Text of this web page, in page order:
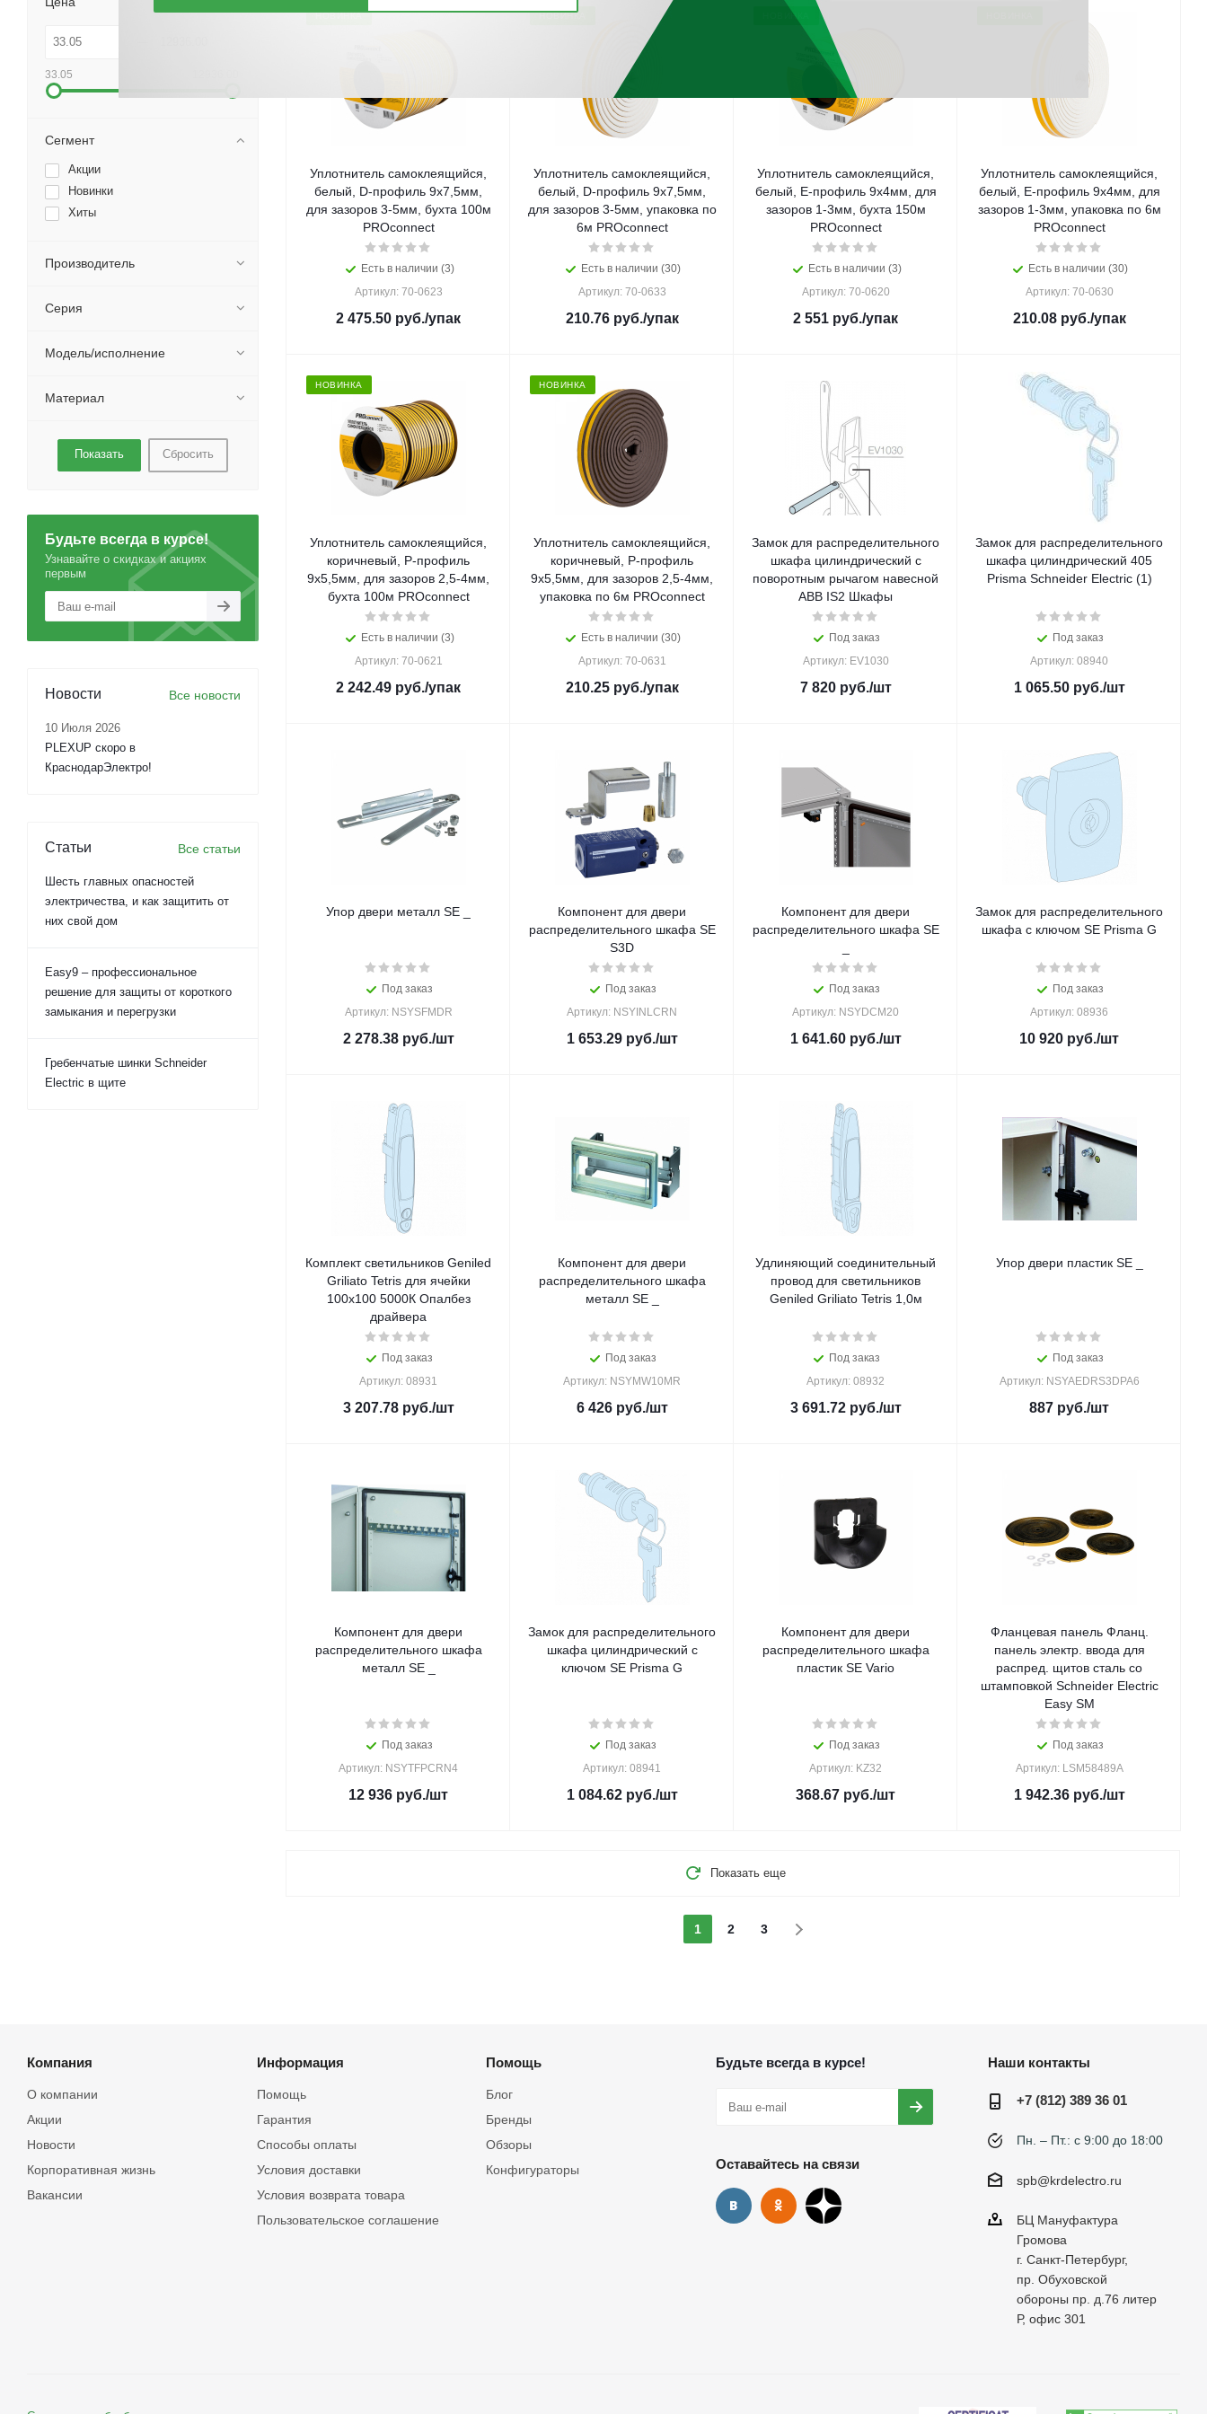
НОВИНКА
Уплотнитель самоклеящийся,
белый, D-профиль 9x7,5мм,
для зазоров 3-5мм, буxта 100м
PROconnect
Есть в наличии (3)
Артикул: 70-0623
2 475.50 руб./упак
НОВИНКА
Уплотнитель самоклеящийся,
белый, D-профиль 9x7,5мм,
для зазоров 3-5мм, упаковка по
6м PROconnect
Есть в наличии (30)
Артикул: 70-0633
210.76руб./упак
НОВИНКА
Уплотнитель самоклеящийся,
белый, Е-профиль 9x4мм, для
зазоров 1-3мм, буxта 150м
PROconnect
Есть в наличии (3)
Артикул: 70-0620
2 551 руб./упак
Уплотнитель самоклеящийся,
белый, Е-профиль 9x4мм, для
зазоров 1-3мм, упаковка по 6м
PROconnect
Есть в наличии (30)
Артикул: 70-0630
210.08руб./упак
НОВИНКА
Уплотнитель самоклеящийся,
коричневый, Р-профиль
9x5,5мм, для зазоров 2,5-4мм,
буxта 100м PROconnect
Есть в наличии (3)
Артикул: 70-0621
2 242.49 руб./упак
НОВИНКА
Уплотнитель самоклеящийся,
коричневый, Р-профиль
9x5,5мм, для зазоров 2,5-4мм,
упаковка по 6м PROconnect
Есть в наличии (30)
Артикул: 70-0631
210.25руб./упак
Замок для распределительного
шкафа цилиндрический с
поворотным рычагом навесной
ABB IS2 Шкафы
Под заказ
Артикул: EV1030
7 820руб./шт
Замок для распределительного
шкафа цилиндрический 405
Prisma Schneider Electric (1)
Под заказ
Артикул: 08940
1 065.50руб./шт
Упор двери металл SE _
Под заказ
Артикул: NSYSFMDR
2 278.38руб./шт
Компонент для двери
распределительного шкафа SE
S3D
Под заказ
Артикул: NSYINLCRN
1 653.29руб./шт
Компонент для двери
распределительного шкафа SE
Под заказ
Артикул: NSYDCM20
1 641.60руб./шт
Замок для распределительного
шкафа с ключом SE Prisma G
Под заказ
Артикул: 08936
10 920 руб./шт
Комплект светильников Geniled
Griliato Tetris для ячейки
100х100 5000К Опалбез
драйвера
Под заказ
Артикул: 08931
3 207.78руб./шт
Компонент для двери
распределительного шкафа
металл SE _
Под заказ
Артикул: NSYMW10MR
6 426руб./шт
Удлиняющий соединительный
провод для светильников
Geniled Griliato Tetris 1,0м
Под заказ
Артикул: 08932
3 691.72руб./шт
Упор двери пластик SE _
Под заказ
Артикул: NSYAEDRS3DPA6
887 руб./шт
Компонент для двери
распределительного шкафа
металл SE _
Под заказ
Артикул: NSYTFPCRN4
12 936 руб./шт
Замок для распределительного
шкафа цилиндрический с
ключом SE Prisma G
Под заказ
Артикул: 08941
1 084.62руб./шт
Компонент для двери
распределительного шкафа
пластик SE Vario
Под заказ
Артикул: KZ32
368.67 руб./шт
Фланцевая панель Фланц.
панель электр. ввода для
распред. щитов сталь со
штамповкой Schneider Electric
Easy SM
Под заказ
Артикул: LSM58489A
1 942.36руб./шт
Показать еще
1 2 3
33.05
Сегмент
Акции
Новинки
Хиты
Производитель
Серия
Модель/исполнение
Материал
Сбросить
Будьте всегда в курсе!
Узнавайте о скидках и акциях
первым
Новости Все новости
10 Июля 2026
PLEXUP скоро в
КраснодарЭлектро!
Статьи Все статьи
Шесть главных опасностей
электричества, и как защитить от
них свой дом
Easy9 – профессиональное
решение для защиты от короткого
замыкания и перегрузки
Гребенчатые шинки Schneider
Electric в щите
Компания
О компании
Акции
Новости
Корпоративная жизнь
Вакансии
Информация
Помощь
Гарантия
Способы оплаты
Условия доставки
Условия возврата товара
Пользовательское соглашение
Помощь
Блог
Бренды
Обзоры
Конфигураторы
Будьте всегда в курсе!
Оставайтесь на связи
Наши контакты
+7 (812) 389 36 01
Пн. – Пт.: с 9:00 до 18:00
spb@krdelectro.ru
БЦ Мануфактура
Громова
г. Санкт-Петербург,
пр. Обуховской
обороны пр. д.76 литер
Р, офис 301